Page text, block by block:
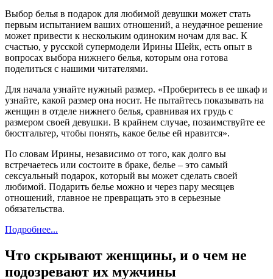
Выбор белья в подарок для любимой девушки может стать
первым испытанием ваших отношений, а неудачное решение
может привести к нескольким одиноким ночам для вас. К
счастью, у русской супермодели Ирины Шейк, есть опыт в
вопросах выбора нижнего белья, которым она готова
поделиться с нашими читателями.
Для начала узнайте нужный размер. «Проберитесь в ее шкаф и
узнайте, какой размер она носит. Не пытайтесь показывать на
женщин в отделе нижнего белья, сравнивая их грудь с
размером своей девушки. В крайнем случае, позаимствуйте ее
бюстгальтер, чтобы понять, какое белье ей нравится».
По словам Ирины, независимо от того, как долго вы
встречаетесь или состоите в браке, белье – это самый
сексуальный подарок, который вы может сделать своей
любимой. Подарить белье можно и через пару месяцев
отношений, главное не превращать это в серьезные
обязательства.
Подробнее...
Что скрывают женщины, и о чем не
подозревают их мужчины